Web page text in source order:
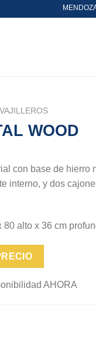
VAJILLEROS
WOOD
con base de hierro
interno, y dos
80 alto x 36 cm
AHORA